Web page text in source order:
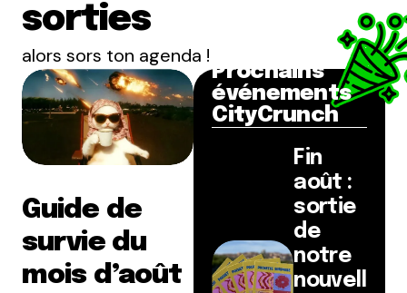
sorties
alors sors ton agenda !
Guide de
survie du
mois d’août
Prochains
événements
CityCrunch
Fin
août :
sortie
de
notre
nouvell